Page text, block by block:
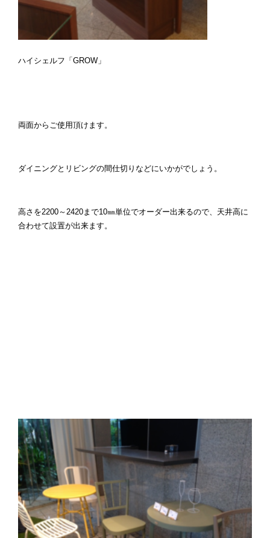
ハイシェルフ「GROW」
両面からご使用頂けます。
ダイニングとリビングの間仕切りなどにいかがでしょう。
高さを2200～2420まで10㎜単位でオーダー出来るので、天井高に
合わせて設置が出来ます。